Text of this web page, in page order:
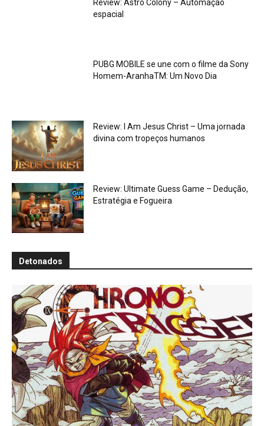
Review: Astro Colony – Automação
espacial
PUBG MOBILE se une com o filme da Sony
Homem-AranhaTM: Um Novo Dia
Review: I Am Jesus Christ – Uma jornada
divina com tropeços humanos
Review: Ultimate Guess Game – Dedução,
Estratégia e Fogueira
Detonados